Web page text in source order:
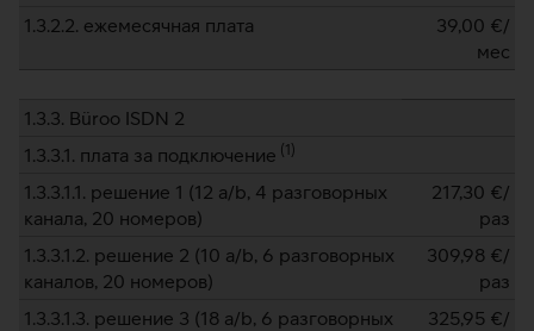
1.3.2.2. ежемесячная плата
39,00 €/
мес
1.3.3. Büroo ISDN 2
1.3.3.1. плата за подключение (1 )
1.3.3.1.1. решение 1 (12 a/b, 4 разговорных
канала, 20 номеров)
217,30 €/
раз
1.3.3.1.2. решение 2 (10 a/b, 6 разговорных
каналов, 20 номеров)
309,98 €/
раз
1.3.3.1.3. решение 3 (18 a/b, 6 разговорных
325,95 €/